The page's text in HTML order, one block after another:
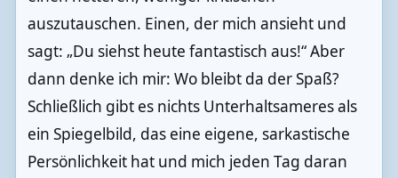
auszutauschen. Einen, der mich ansieht und
sagt: „Du siehst heute fantastisch aus!“ Aber
dann denke ich mir: Wo bleibt da der Spaß?
Schließlich gibt es nichts Unterhaltsameres als
ein Spiegelbild, das eine eigene, sarkastische
Persönlichkeit hat und mich jeden Tag daran